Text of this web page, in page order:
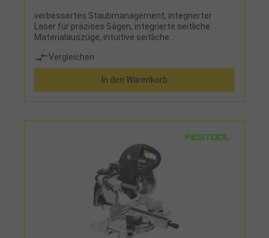
verbessertes Staubmanagement, integrierter
Laser für präzises Sägen, integrierte seitliche
Materialauszüge, intuitive seitliche
Nutschnitte, Zweipunkt Staubabsaugung,
integrierter Handgriff für einfachen Transport,
Neigungswinkel 47°L/2°R, Gehrungswinkel
52°L/60°REinsatz:für alle gänigen Schneidarbeiten,
optimal für Arbeiten auf der Baustelle dank des
BauweiseLieferumfang:HM-Kreissägeblatt 48
Vergleichen
In den Warenkorb